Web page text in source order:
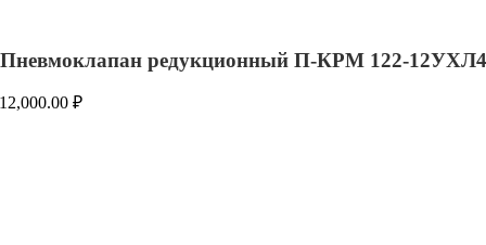
Пневмоклапан редукционный П-КРМ 122-12УХЛ4
12,000.00₽